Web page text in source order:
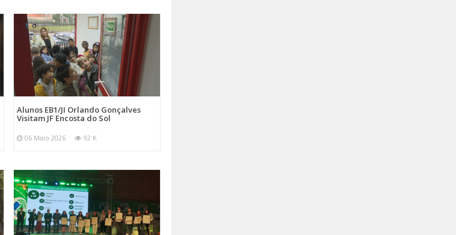
Alunos EB1/JI Orlando Gonçalves
Visitam JF Encosta do Sol
06 Maio 2026 92 K